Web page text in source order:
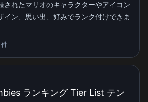
されたマリオのキャラクターやアイコン
イン、思い出、好みでランク付けできま
ランキング Tier List テン